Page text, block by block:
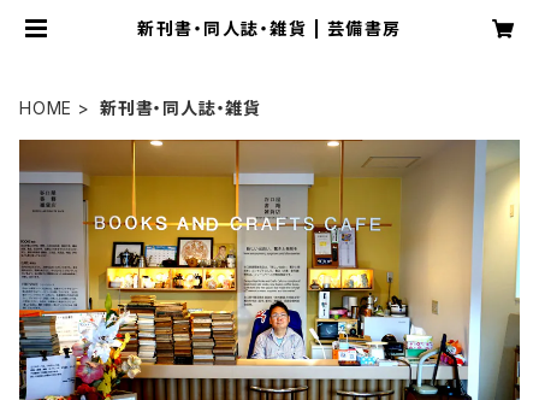
新刊書・同人誌・雑貨 | 芸備書房
HOME 新刊書・同人誌・雑貨